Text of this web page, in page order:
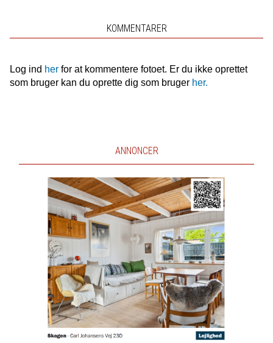
KOMMENTARER
Log ind herfor at kommentere fotoet. Er du ikke oprettet
som bruger kan du oprette dig som bruger her.
ANNONCER